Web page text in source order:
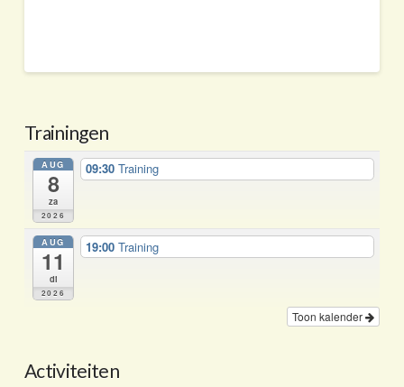
Trainingen
AUG
8
za
2026
09:30Training
AUG
11
di
2026
19:00Training
Toon kalender
Activiteiten